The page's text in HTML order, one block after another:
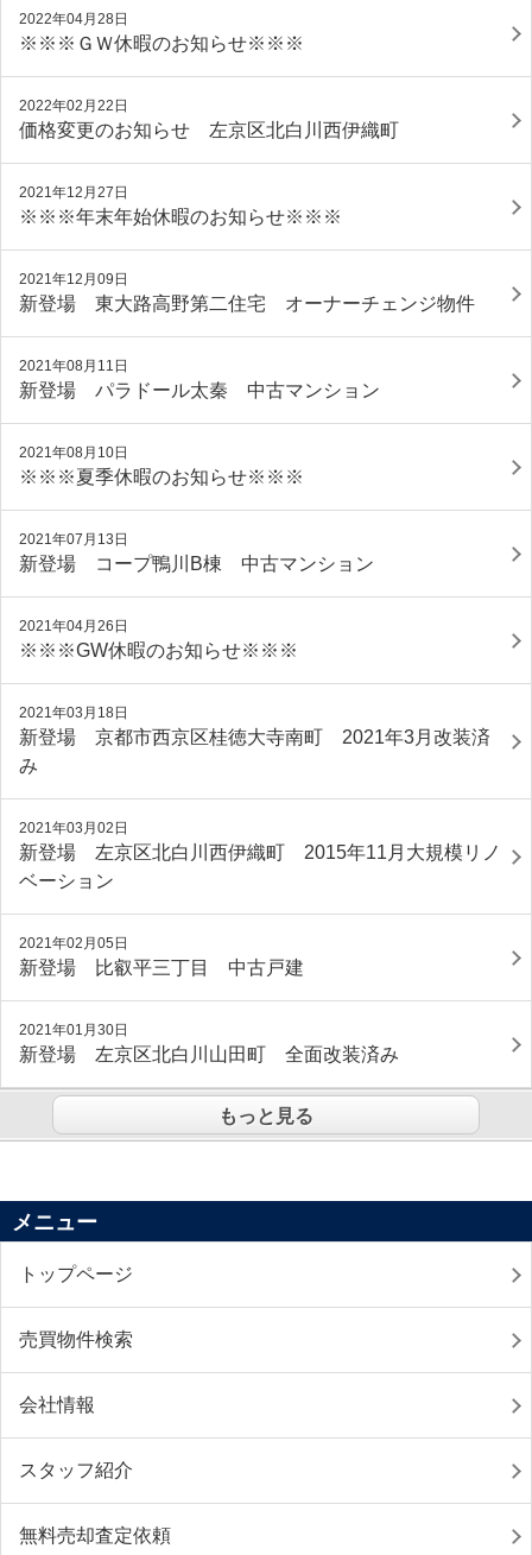
2022年04月28日
※※※ＧＷ休暇のお知らせ※※※
2022年02月22日
価格変更のお知らせ 左京区北白川西伊織町
2021年12月27日
※※※年末年始休暇のお知らせ※※※
2021年12月09日
新登場 東大路高野第二住宅 オーナーチェンジ物件
2021年08月11日
新登場 パラドール太秦 中古マンション
2021年08月10日
※※※夏季休暇のお知らせ※※※
2021年07月13日
新登場 コープ鴨川B棟 中古マンション
2021年04月26日
※※※GW休暇のお知らせ※※※
2021年03月18日
新登場 京都市西京区桂徳大寺南町 2021年3月改装済
み
2021年03月02日
新登場 左京区北白川西伊織町 2015年11月大規模リノ
ベーション
2021年02月05日
新登場 比叡平三丁目 中古戸建
2021年01月30日
新登場 左京区北白川山田町 全面改装済み
もっと見る
メニュー
トップページ
売買物件検索
会社情報
スタッフ紹介
無料売却査定依頼